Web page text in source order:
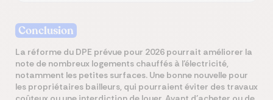
Conclusion
La réforme du DPE prévue pour 2026 pourrait améliorer la
note de nombreux logements chauffés à l’électricité,
notamment les petites surfaces. Une bonne nouvelle pour
les propriétaires bailleurs, qui pourraient éviter des travaux